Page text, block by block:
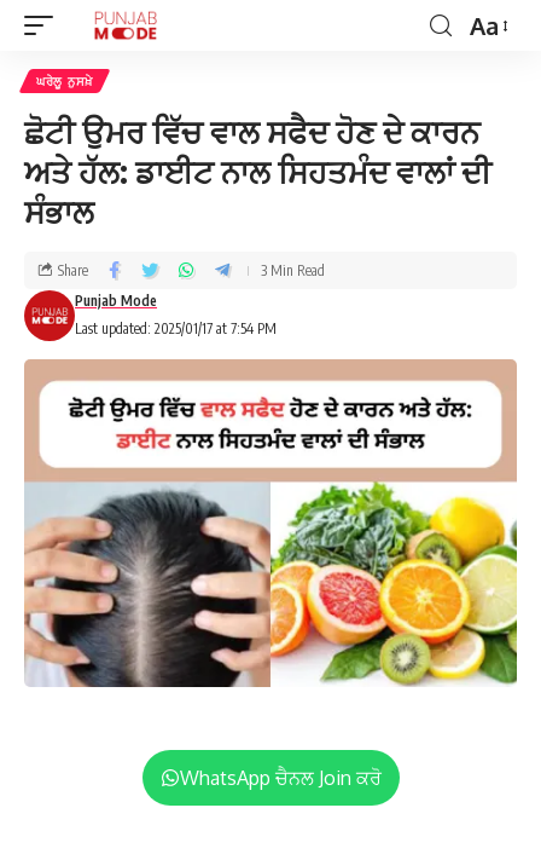
Aa
ਘਰੇਲੂ ਨੁਸਖ਼ੇ
ਛੋਟੀ ਉਮਰ ਵਿੱਚ ਵਾਲ ਸਫੈਦ ਹੋਣ ਦੇ ਕਾਰਨ
ਅਤੇ ਹੱਲ: ਡਾਈਟ ਨਾਲ ਸਿਹਤਮੰਦ ਵਾਲਾਂ ਦੀ
ਸੰਭਾਲ
Last updated: 2025/01/17 at 7:54 PM
Punjab Mode
Share 3 Min Read
WhatsApp ਚੈਨਲ Join ਕਰੋ